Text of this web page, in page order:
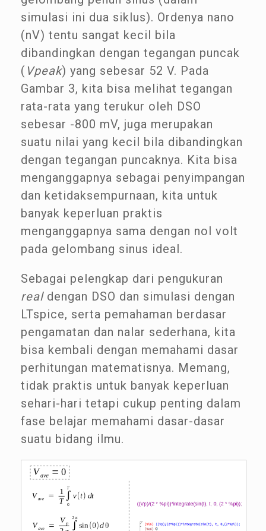
simulasi ini dua siklus). Ordenya nano
(nV) tentu sangat kecil bila
dibandingkan dengan tegangan puncak
( Vpeak) yang sebesar 52 V. Pada
Gambar 3, kita bisa melihat tegangan
rata-rata yang terukur oleh DSO
sebesar -800 mV, juga merupakan
suatu nilai yang kecil bila dibandingkan
dengan tegangan puncaknya. Kita bisa
menganggapnya sebagai penyimpangan
dan ketidaksempurnaan, kita untuk
banyak keperluan praktis
menganggapnya sama dengan nol volt
pada gelombang sinus ideal.
Sebagai pelengkap dari pengukuran
realdengan DSO dan simulasi dengan
LTspice, serta pemahaman berdasar
pengamatan dan nalar sederhana, kita
bisa kembali dengan memahami dasar
perhitungan matematisnya. Memang,
tidak praktis untuk banyak keperluan
sehari-hari tetapi cukup penting dalam
fase belajar memahami dasar-dasar
suatu bidang ilmu.